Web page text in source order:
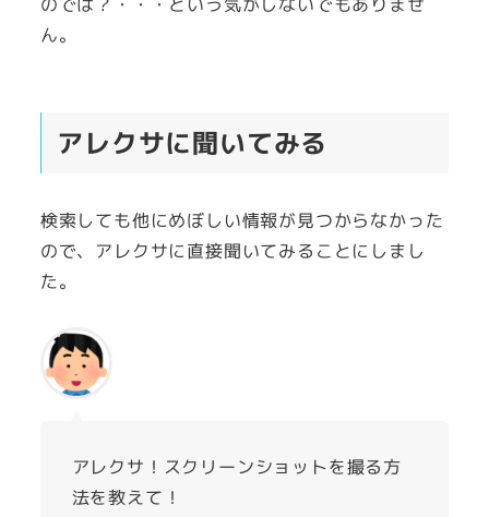
ん。
アレクサに聞いてみる
検索しても他にめぼしい情報が見つからなかった
ので、アレクサに直接聞いてみることにしまし
た。
アレクサ！スクリーンショットを撮る方
法を教えて！